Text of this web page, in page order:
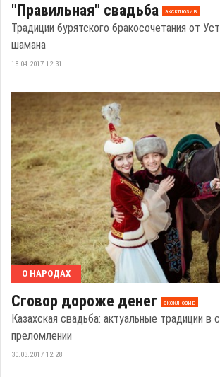
"Правильная" свадьба эксклюзив
Традиции бурятского бракосочетания от
шамана
18.04.2017 12:31
О НАРОДАХ
Сговор дороже денег эксклюзив
Казахская свадьба: актуальные традиции в
преломлении
30.03.2017 12:28